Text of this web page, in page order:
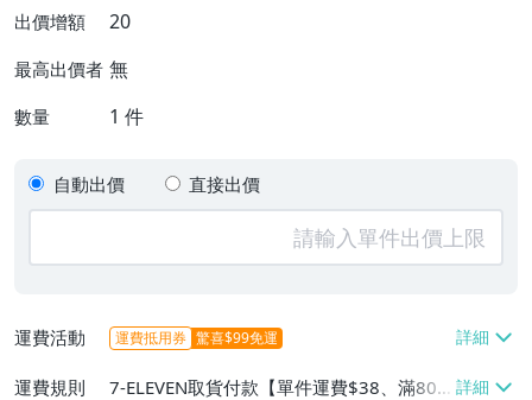
出價增額 20
最高出價者 無
數量 1 件
自動出價 直接出價
運費活動 運費抵用券 驚喜$99免運
運費規則
7-ELEVEN取貨付款【單件運費$38、滿80